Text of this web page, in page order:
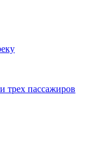
трех пассажиров